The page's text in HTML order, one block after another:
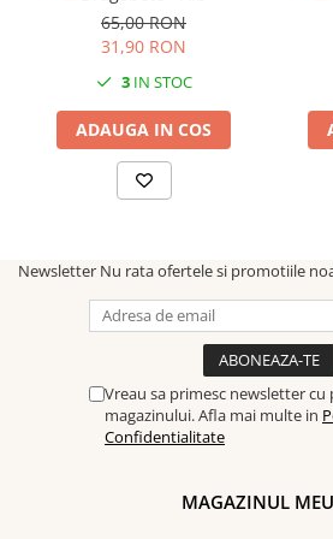
65,00 RON
31,90 RON
3IN STOC
ADAUGA IN COS
Newsletter Nu rata ofertele si promotiile
Vreau sa primesc newsletter
magazinului. Afla mai multe in
Confidentialitate
MAGAZINUL MEU